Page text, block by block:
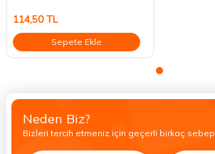
114,50TL
Sepete Ekle
Neden Biz?
Bizleri tercih etmeniz için geçerli birkaç sebep.